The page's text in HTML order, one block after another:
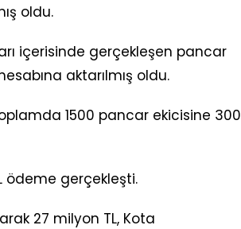
oldu.
içerisinde gerçekleşen pancar
aktarılmış oldu.
1500 pancar ekicisine 300
ödeme gerçekleşti.
27 milyon TL, Kota